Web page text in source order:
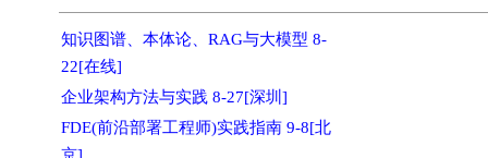
知识图谱、本体论、RAG与大模型 8-
22[在线]
企业架构方法与实践 8-27[深圳]
FDE(前沿部署工程师)实践指南 9-8[北